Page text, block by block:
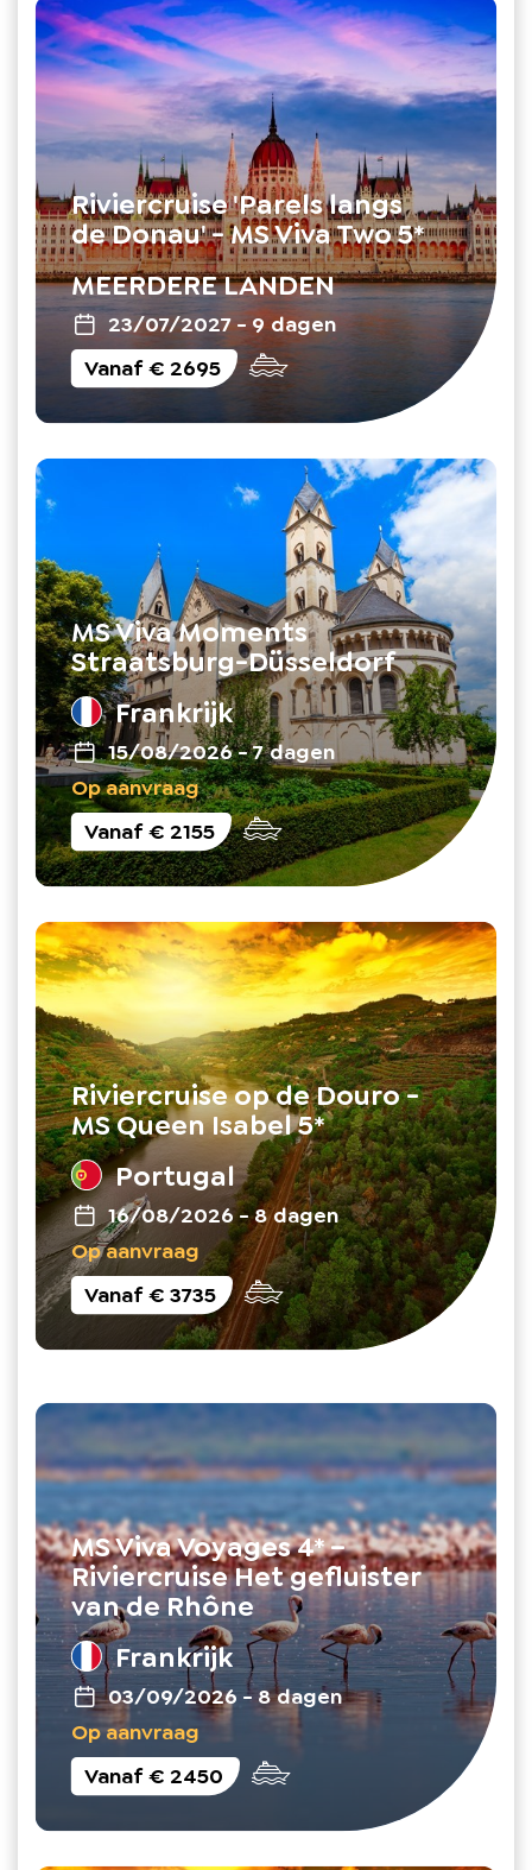
Riviercruise 'Parels langs
de Donau' - MS Viva Two 5*
MEERDERE LANDEN
23/07/2027-9 dagen
Vanaf€ 2695
MS Viva Moments
Straatsburg-Düsseldorf
Frankrijk
15/08/2026-7 dagen
Op aanvraag
Vanaf€ 2155
Riviercruise op de Douro -
MS Queen Isabel 5*
Portugal
16/08/2026-8 dagen
Op aanvraag
Vanaf€ 3735
MS Viva Voyages 4* –
Riviercruise Het gefluister
van de Rhône
Frankrijk
03/09/2026 -8 dagen
Op aanvraag
Vanaf€ 2450